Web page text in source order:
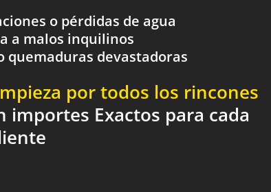
o pérdidas de agua
a malos inquilinos
quemaduras devastadoras
por todos los rincones
importes Exactos para cada